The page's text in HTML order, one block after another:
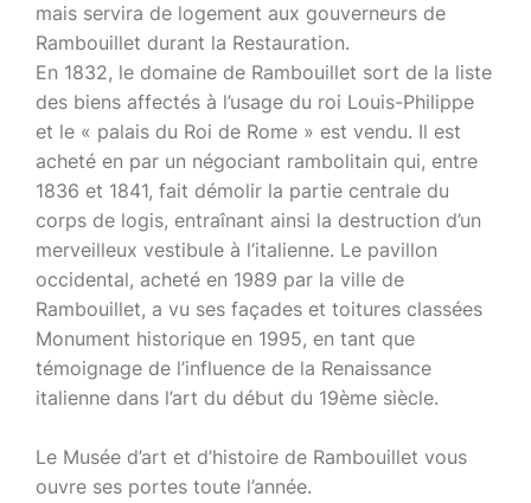
mais servira de logement aux gouverneurs de
Rambouillet durant la Restauration.
En 1832, le domaine de Rambouillet sort de la liste
des biens affectés à l’usage du roi Louis-Philippe
et le « palais du Roi de Rome » est vendu. Il est
acheté en par un négociant rambolitain qui, entre
1836 et 1841, fait démolir la partie centrale du
corps de logis, entraînant ainsi la destruction d’un
merveilleux vestibule à l’italienne. Le pavillon
occidental, acheté en 1989 par la ville de
Rambouillet, a vu ses façades et toitures classées
Monument historique en 1995, en tant que
témoignage de l’influence de la Renaissance
italienne dans l’art du début du 19ème siècle.
Le Musée d’art et d’histoire de Rambouillet vous
ouvre ses portes toute l’année.